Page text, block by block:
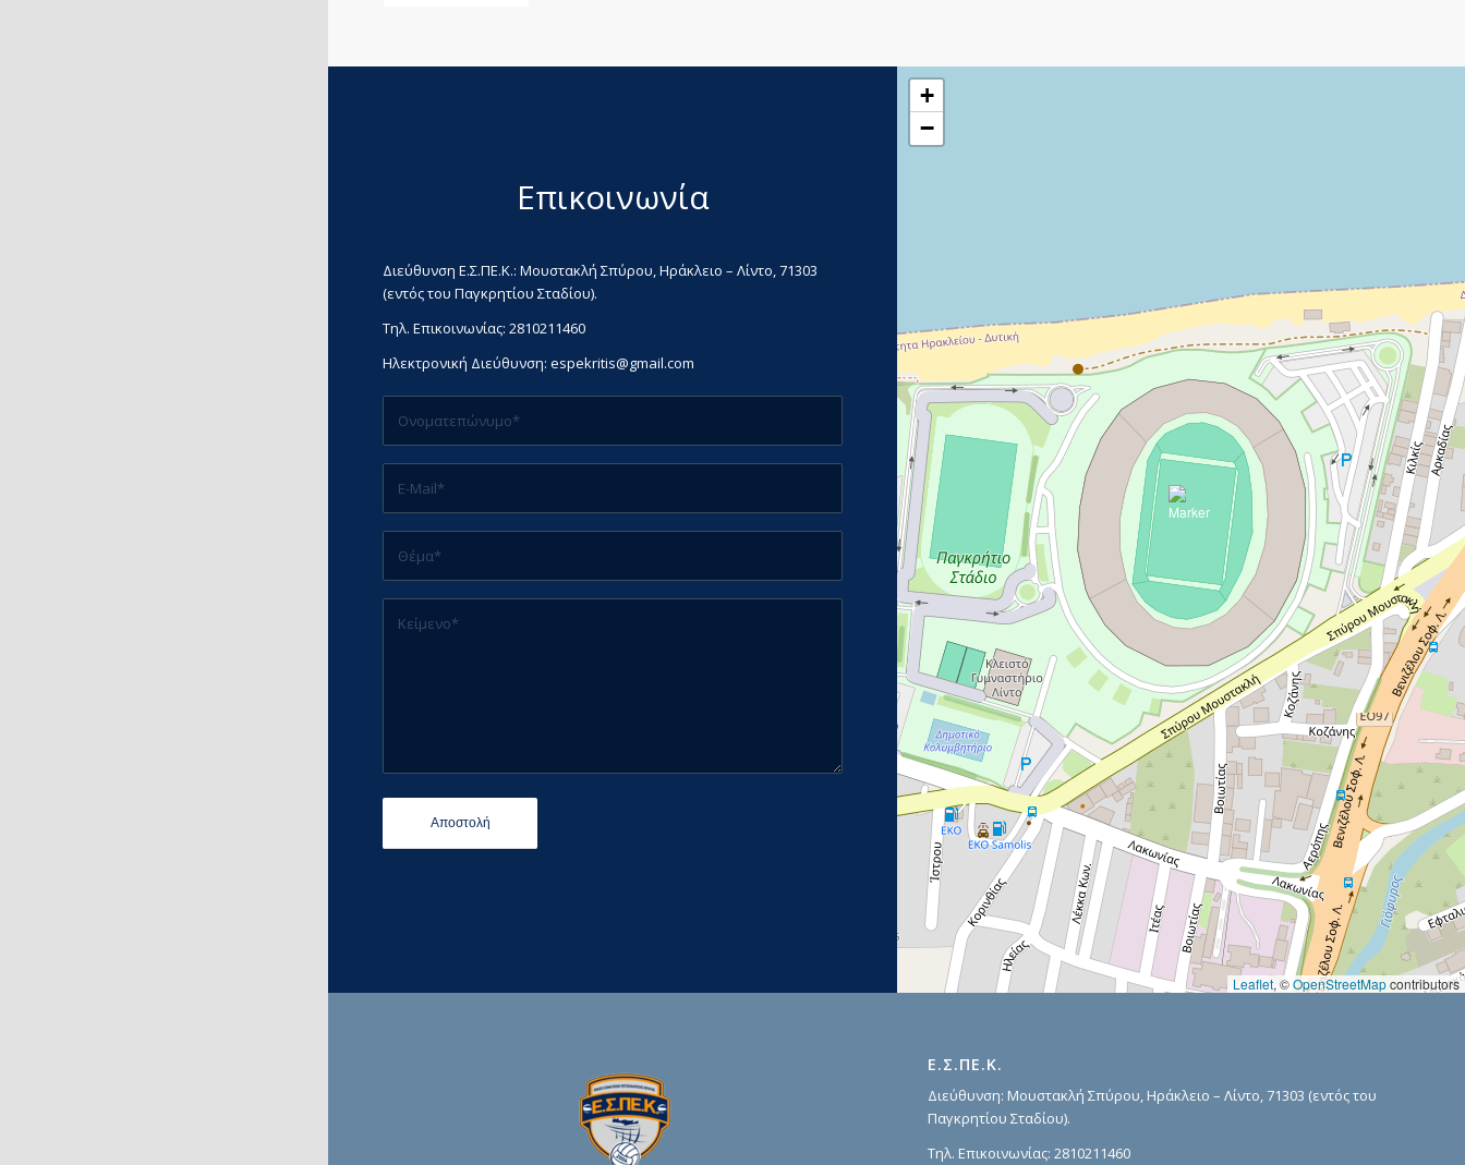
Επικοινωνία
Διεύθυνση Ε.Σ.ΠΕ.Κ.: Μουστακλή Σπύρου, Ηράκλειο – Λίντο, 71303
(εντός του Παγκρητίου Σταδίου).
Τηλ. Επικοινωνίας: 2810211460
Ηλεκτρονική Διεύθυνση: espekritis@gmail.com
+
−
Leaflet, ©OpenStreetMapcontributors
Ε.Σ.ΠΕ.Κ.
Διεύθυνση: Μουστακλή Σπύρου, Ηράκλειο – Λίντο, 71303 (εντός του
Παγκρητίου Σταδίου).
Τηλ. Επικοινωνίας: 2810211460